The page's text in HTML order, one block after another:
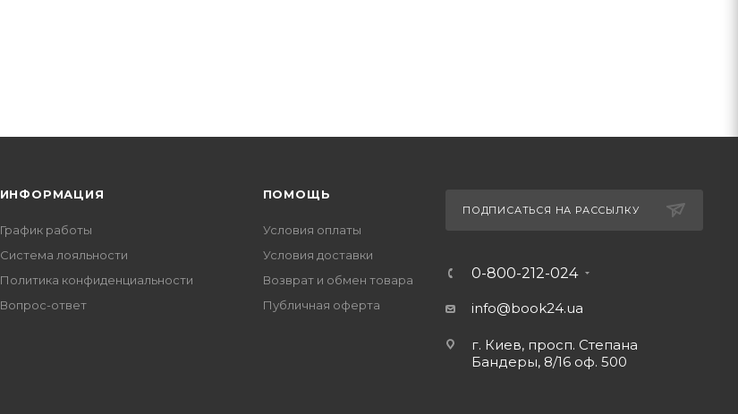
ИНФОРМАЦИЯ
График работы
Система лояльности
Политика конфиденциальности
Вопрос-ответ
ПОМОЩЬ
Условия оплаты
Условия доставки
Возврат и обмен товара
Публичная оферта
ПОДПИСАТЬСЯ НА РАССЫЛКУ
0-800-212-024
info@book24.ua
г. Киев, просп. Степана
Бандеры, 8/16 оф. 500